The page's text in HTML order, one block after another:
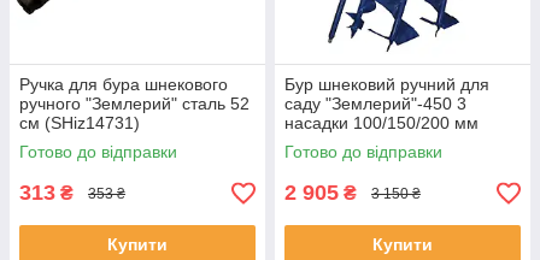
Ручка для бура шнекового
ручного "Землерий" сталь 52
см (SHiz14731)
Готово до відправки
313 ₴ 353 ₴
Купити
Бур шнековий ручний для
саду "Землерий"-450 3
насадки 100/150/200 мм
сталь (SHiz14851)
Готово до відправки
2 905 ₴ 3 150 ₴
Купити